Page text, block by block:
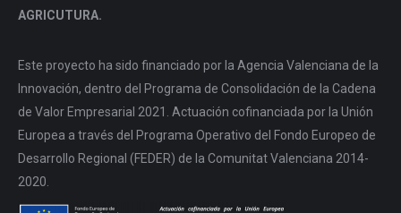
AGRICUTURA.
Este proyecto ha sido financiado por la Agencia Valenciana de la
Innovación, dentro del Programa de Consolidación de la Cadena
de Valor Empresarial 2021. Actuación cofinanciada por la Unión
Europea a través del Programa Operativo del Fondo Europeo de
Desarrollo Regional (FEDER) de la Comunitat Valenciana 2014-
2020.